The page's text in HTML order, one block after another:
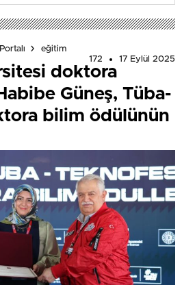
eğitim
172
17 Eylül 2025
doktora
Güneş, Tüba-
bilim ödülünün